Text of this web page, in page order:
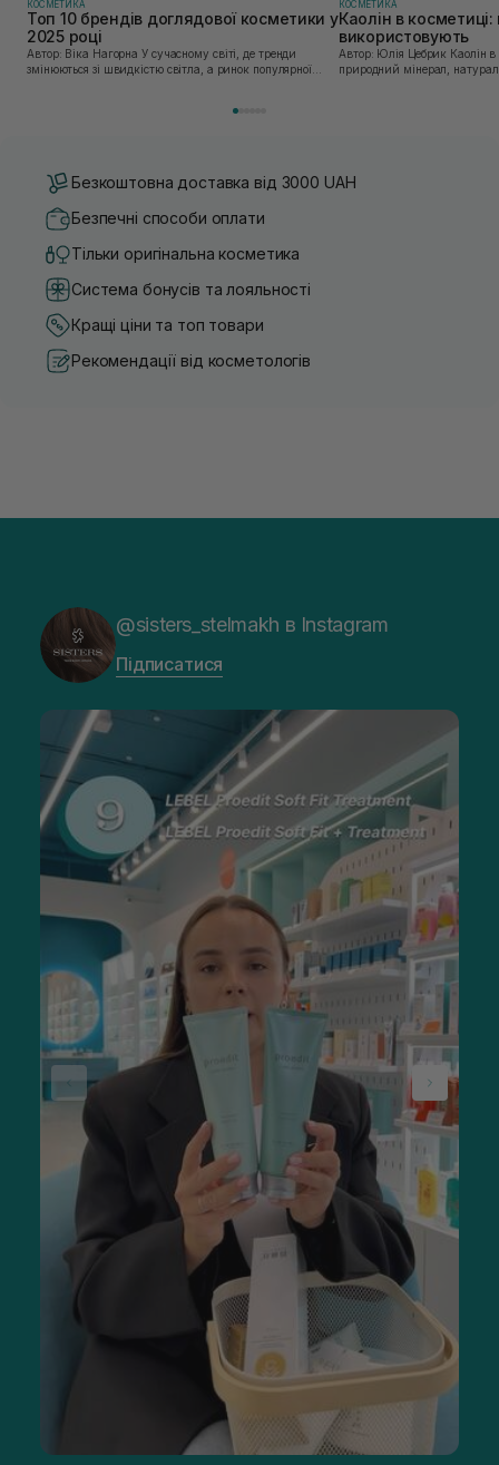
КОСМЕТИКА
Топ 10 брендів доглядової косметики у
2025 році
Автор: Віка Нагорна У сучасному світі, де тренди
змінюються зі швидкістю світла, а ринок популярної
КОСМЕТИКА
Каолін в
використовують
Автор: Юлія Цебрик Каолін в косметології – це
природний мінерал,
Безкоштовна доставка від 3000 UAH
Безпечні способи оплати
Тільки оригінальна косметика
Система бонусів та лояльності
Кращі ціни та топ товари
Рекомендації від косметологів
@sisters_stelmakh в Instagram
Підписатися